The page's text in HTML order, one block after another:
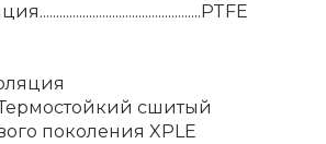
сшитый
поколения XPLE